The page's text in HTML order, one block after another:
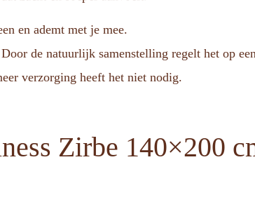
en ademt met je mee.
de natuurlijk samenstelling regelt het op
verzorging heeft het niet nodig.
Zirbe 140×200